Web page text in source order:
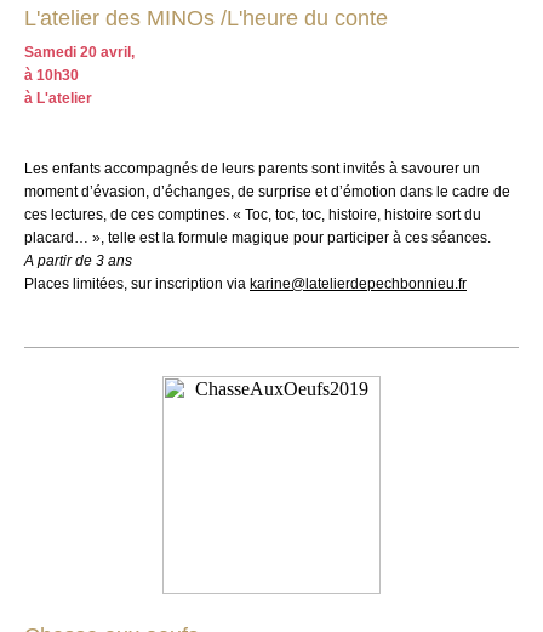
L'atelier des MINOs /L'heure du conte
Samedi 20 avril,
à 10h30
à L'atelier
Les enfants accompagnés de leurs parents sont invités à savourer un
moment d’évasion, d’échanges, de surprise et d’émotion dans le cadre de
ces lectures, de ces comptines. « Toc, toc, toc, histoire, histoire sort du
placard… », telle est la formule magique pour participer à ces séances.
A partir de 3 ans
Places limitées, sur inscription via karine@latelierdepechbonnieu.fr